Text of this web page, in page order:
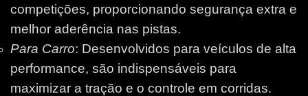
competições, proporcionando segurança extra e
melhor aderência nas pistas.
Para Carro: Desenvolvidos para veículos de alta
performance, são indispensáveis para
maximizar a tração e o controle em corridas.